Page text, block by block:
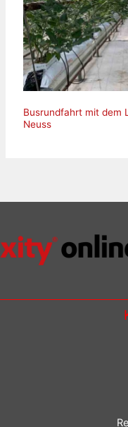
Busrundfahrt mit dem
Neuss